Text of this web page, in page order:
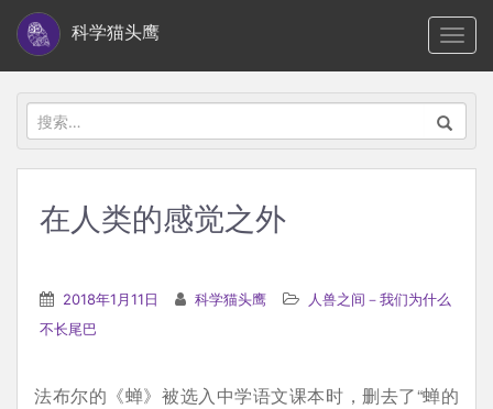
i
科学猫头鹰
搜
索：
在人类的感觉之外
2018年1月11日 科学猫头鹰
人兽之间－我们为什么
不长尾巴
法布尔的《蝉》被选入中学语文课本时，删去了“蝉的